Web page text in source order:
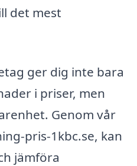
det mest
ger dig inte bara
i priser, men
Genom vår
pris-1kbc.se, kan
jämföra